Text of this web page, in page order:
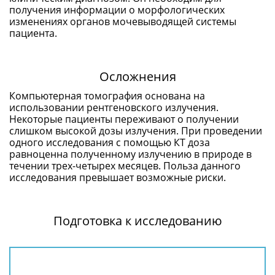
получения информации о морфологических
изменениях органов мочевыводящей системы
пациента.
Осложнения
Компьютерная томография основана на
использовании рентгеновского излучения.
Некоторые пациенты переживают о получении
слишком высокой дозы излучения. При проведении
одного исследования с помощью КТ доза
равноценна полученному излучению в природе в
течении трех-четырех месяцев. Польза данного
исследования превышает возможные риски.
Подготовка к исследованию